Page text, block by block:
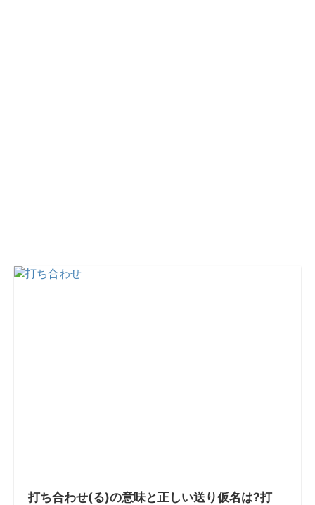
打ち合わせ(る)の意味と正しい送り仮名は?打